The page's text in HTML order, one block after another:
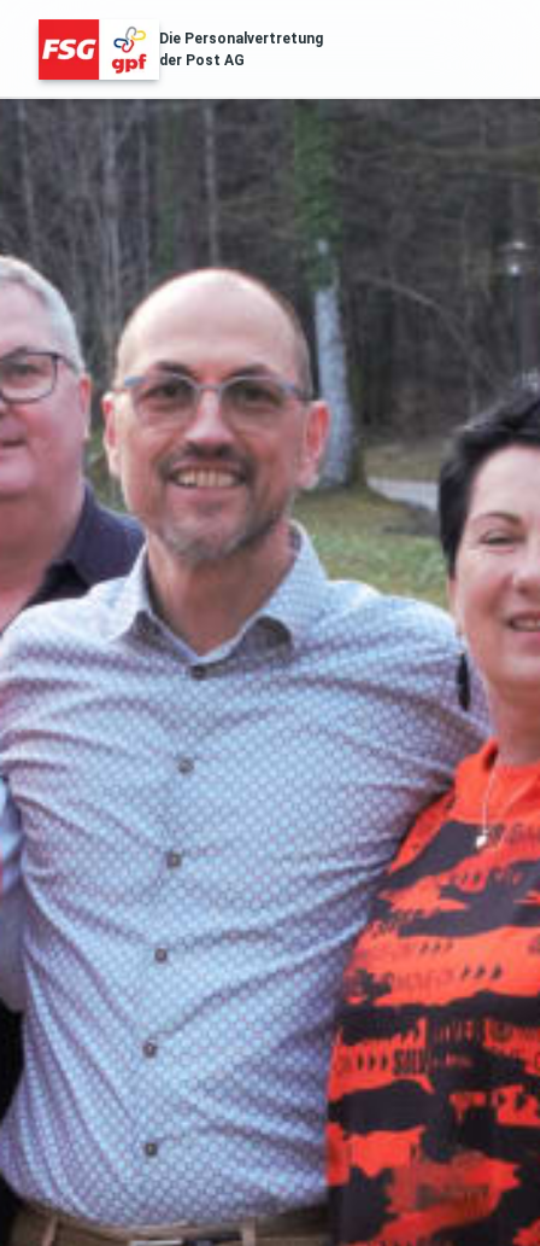
Die Personalvertretung
der Post AG
FSG Erfolge
Distribution & Logistik
Filialnetz
Regionales
Gesundheit
Services
Aussendungen
Archiv der Aussendungen des ZA
Gehaltstabellen
Die aktuellen Gehaltstabellen
Zentralausschuss Aktuell
Archiv des Magazins des ZA
Ermäßigungen
Ermäßigte Angebote unserer Partner
Anträge & Formulare
Verzeichnis zum Download
Pensionisten
Aktuelles speziell für Pensionisten
Meine Mitgliedschaft
Hast du eine Frage zur Mitgliedschaft?
Mitglied werden
Online Formular der gpf
Kontakt
Hast du eine Frage an uns?
Newsletter
Bleibe auf dem Laufenden
POST.SOZIAL